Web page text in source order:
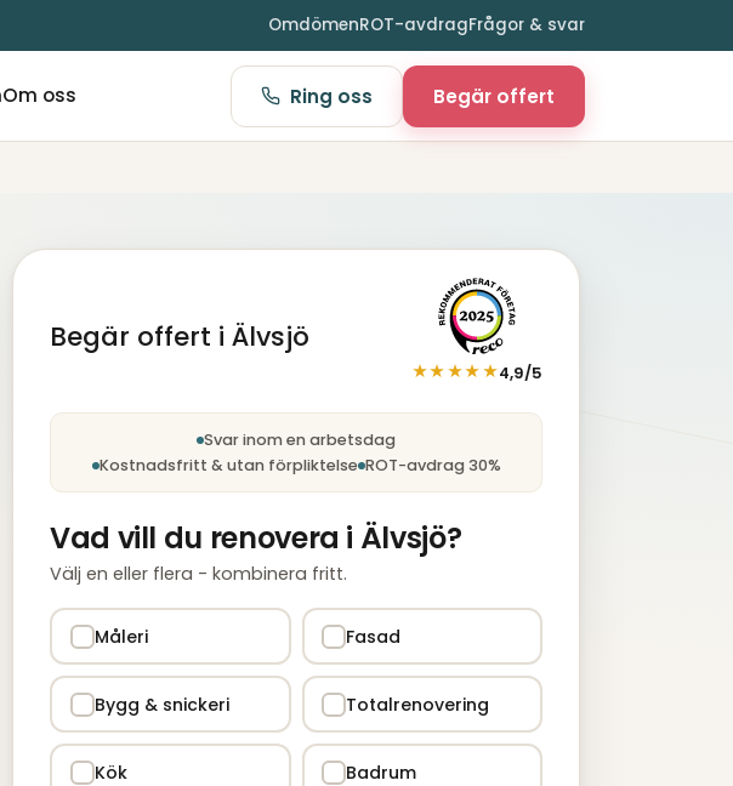
OmdömenROT-avdragFrågor & svar
Om oss Ring oss Begär offert
Begär offert i Älvsjö
★★★★★4,9/5
Steg 1 av 5: TjänstSvar inom en arbetsdag
Kostnadsfritt & utan förpliktelse ROT-avdrag 30%
Vad vill du renovera i Älvsjö?
Välj en eller flera - kombinera fritt.
Måleri Fasad
Bygg & snickeri Totalrenovering
Kök Badrum